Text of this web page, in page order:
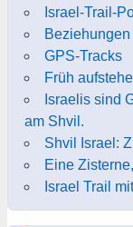
Israel-Trail-
GPS-Tracks
Früh
Israelis sind
am Shvil.
Shvil Israel:
Eine
Israel Trail